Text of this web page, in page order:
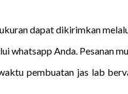
dapat dikirimkan
whatsapp Anda. Pesanan
pembuatan jas lab